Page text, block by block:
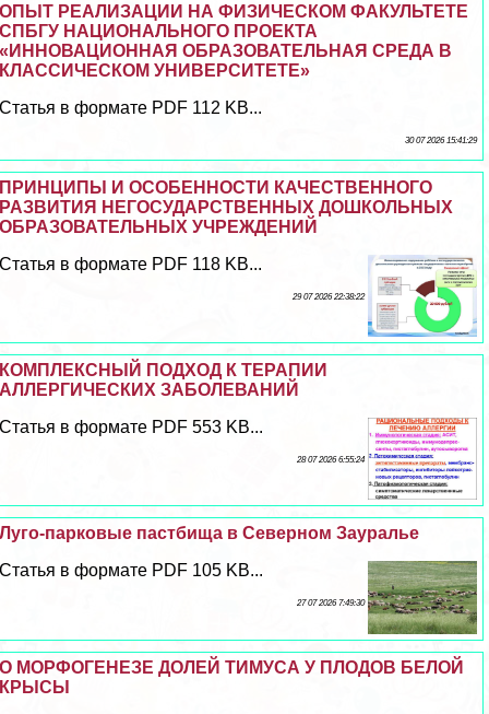
ОПЫТ РЕАЛИЗАЦИИ НА ФИЗИЧЕСКОМ ФАКУЛЬТЕТЕ
СПБГУ НАЦИОНАЛЬНОГО ПРОЕКТА
«ИННОВАЦИОННАЯ ОБРАЗОВАТЕЛЬНАЯ СРЕДА В
КЛАССИЧЕСКОМ УНИВЕРСИТЕТЕ»
Статья в формате PDF 112 KB...
30 07 2026 15:41:29
ПРИНЦИПЫ И ОСОБЕННОСТИ КАЧЕСТВЕННОГО
РАЗВИТИЯ НЕГОСУДАРСТВЕННЫХ ДОШКОЛЬНЫХ
ОБРАЗОВАТЕЛЬНЫХ УЧРЕЖДЕНИЙ
Статья в формате PDF 118 KB...
29 07 2026 22:38:22
КОМПЛЕКСНЫЙ ПОДХОД К ТЕРАПИИ
АЛЛЕРГИЧЕСКИХ ЗАБОЛЕВАНИЙ
Статья в формате PDF 553 KB...
28 07 2026 6:55:24
Луго-парковые пастбища в Северном Зауралье
Статья в формате PDF 105 KB...
27 07 2026 7:49:30
О МОРФОГЕНЕЗЕ ДОЛЕЙ ТИМУСА У ПЛОДОВ БЕЛОЙ
КРЫСЫ